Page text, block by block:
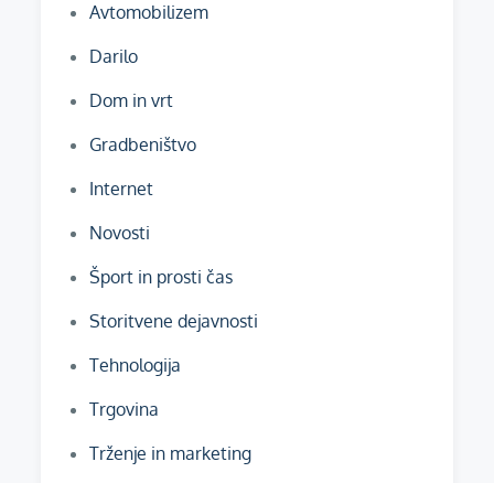
Avtomobilizem
Darilo
Dom in vrt
Gradbeništvo
Internet
Novosti
Šport in prosti čas
Storitvene dejavnosti
Tehnologija
Trgovina
Trženje in marketing